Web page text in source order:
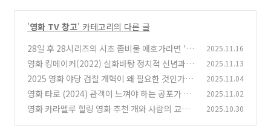
'영화 TV 창고' 카테고리의 다른 글
28일 후 28시리즈의 시초 좀비물 애호가라면 '28
일 후'로 시작하자. (0)
2025.11.16
영화 킹메이커(2022) 실화바탕 정치적 신념과 전
략적 뒷거래의 정치판
(1)
2025.11.13
2025 영화 야당 검찰 개혁이 왜 필요한 것인가?
이 영화에 답이 있다.
(0)
2025.11.04
영화 타로 (2024) 관객이 느껴야 하는 공포가 대
체 무엇이어야 하나요? (0)
2025.11.02
영화 카라멜루 힐링 영화 추천 개와 사람의 교감
2025.10.30